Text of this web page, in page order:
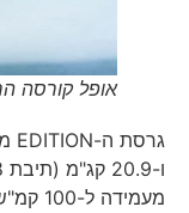
אופל קורסה